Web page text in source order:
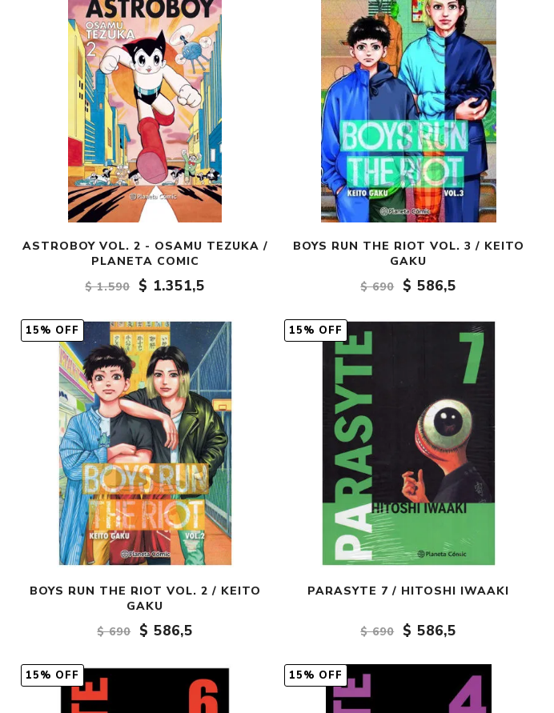
Crónica
Negocios
Ingenio
Ensayo
Ver todo
ASTROBOY VOL. 2 - OSAMU TEZUKA /
PLANETA COMIC
$ 1.590
$ 1.351,5
BOYS RUN THE RIOT VOL. 3 / KEITO
GAKU
$ 690
$ 586,5
15% OFF
BOYS RUN THE RIOT VOL. 2 / KEITO
GAKU
$ 690
$ 586,5
15% OFF
PARASYTE 7 / HITOSHI IWAAKI
$ 690 $ 586,5
15% OFF 15% OFF